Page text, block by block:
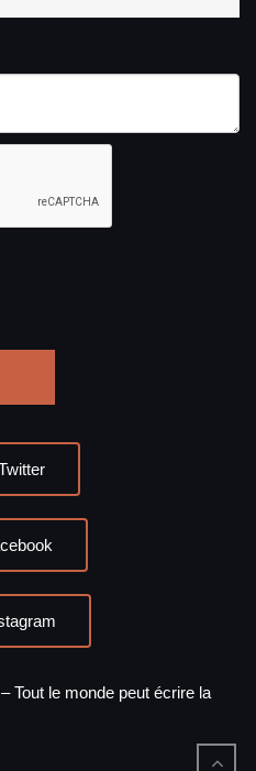
Tout le monde peut écrire la